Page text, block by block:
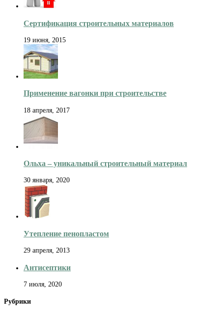
Сертификация строительных материалов
19 июня, 2015
Применение вагонки при строительстве
18 апреля, 2017
Ольха – уникальный строительный материал
30 января, 2020
Утепление пенопластом
29 апреля, 2013
Антисептики
7 июля, 2020
Рубрики